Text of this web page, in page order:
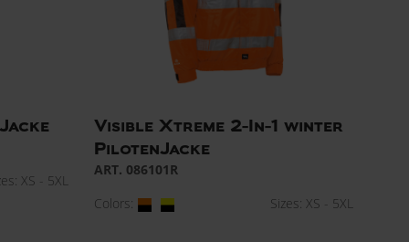
XS - 5XL
Visible Xtreme 2-In-1 winter
PilotenJacke
ART. 086101R
Colors:
Sizes: XS - 5XL